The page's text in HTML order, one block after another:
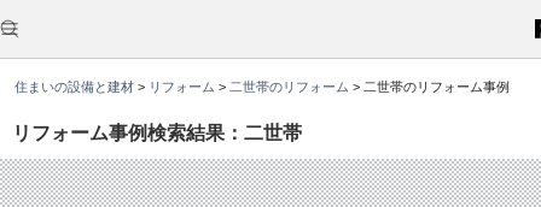
住まいの設備と建材 > リフォーム > 二世帯のリフォーム > 二世帯のリフォーム事例
リフォーム事例検索結果：二世帯
こ
か
ら
文
す